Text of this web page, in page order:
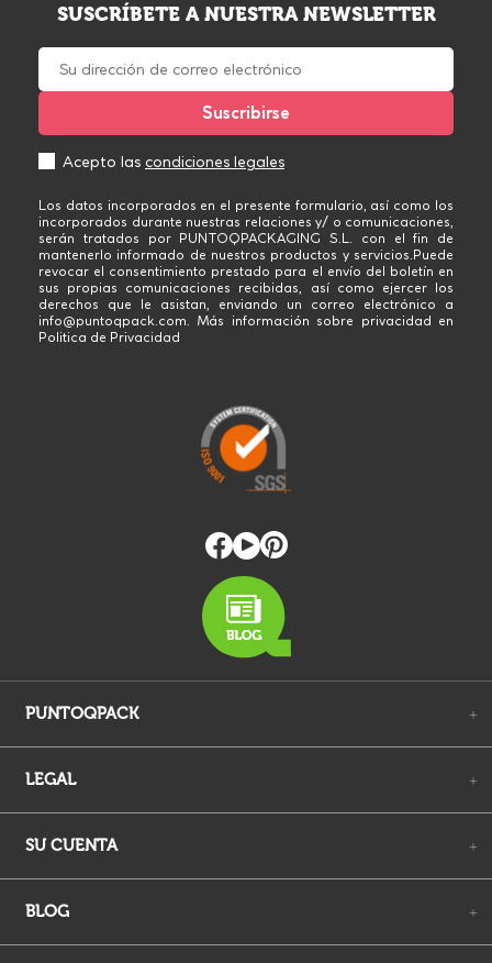
SUSCRÍBETE A NUESTRA NEWSLETTER
Acepto las condiciones legales
Los datos incorporados en el presente formulario, así como los
incorporados durante nuestras relaciones y/ o comunicaciones,
serán tratados por PUNTOQPACKAGING S.L. con el fin de
mantenerlo informado de nuestros productos y servicios.Puede
revocar el consentimiento prestado para el envío del boletín en
sus propias comunicaciones recibidas, así como ejercer los
derechos que le asistan, enviando un correo electrónico a
info@puntoqpack.com. Más información sobre privacidad en
Politica de Privacidad
PUNTOQPACK +
LEGAL +
SU CUENTA +
BLOG +